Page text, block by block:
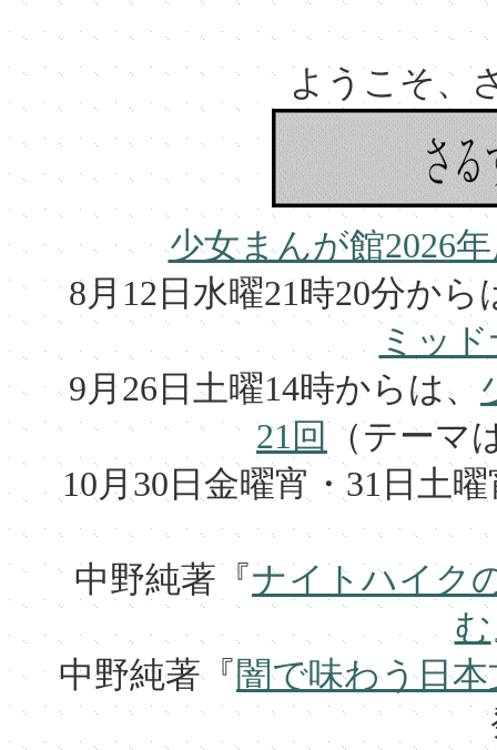
ようこそ、
少女まんが館2026
8月12日水曜21時20分から
ミッ
9月26日土曜14時からは、
21回 （テーマ
10月30日金曜宵・31日土
中野純著『ナイトハイク
む
中野純著『闇で味わう日